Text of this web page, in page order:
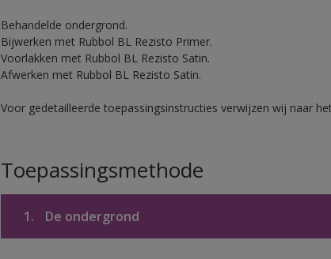
Behandelde ondergrond.
Bijwerken met Rubbol BL Rezisto Primer.
Voorlakken met Rubbol BL Rezisto Satin.
Afwerken met Rubbol BL Rezisto Satin.
Voor gedetailleerde toepassingsinstructies verwijzen wij naar
Toepassingsmethode
1. De ondergrond